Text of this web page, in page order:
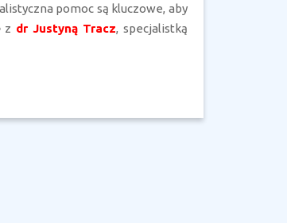
pomoc są kluczowe, aby
z dr Justyną Tracz, specjalistką